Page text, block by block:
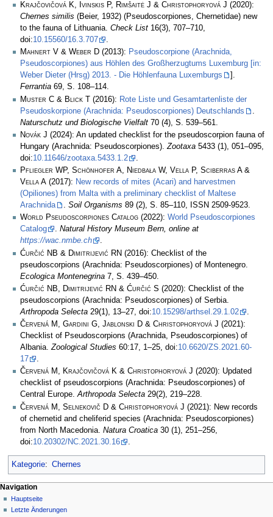
Krajčovičová K, Ivinskis P, Rimšaitė J & Christophoryová J (2020):
Chernes similis (Beier, 1932) (Pseudoscorpiones, Chernetidae) new
to the fauna of Lithuania. Check List 16(3), 707–710,
doi:10.15560/16.3.707
.
Mahnert V & Weber D (2013): Pseudoscorpione (Arachnida,
Pseudoscorpiones) aus Höhlen des Großherzugtums Luxemburg [in:
Weber Dieter (Hrsg) 2013. - Die Höhlenfauna Luxemburgs
].
Ferrantia 69, S. 108–114.
Muster C & Blick T (2016): Rote Liste und Gesamtartenliste der
Pseudoskorpione (Arachnida: Pseudoscorpiones) Deutschlands
Naturschutz und Biologische Vielfalt 70 (4), S. 539–561.
Novák J (2024): An updated checklist for the pseudoscorpion fauna of
Hungary (Arachnida: Pseudoscorpiones). Zootaxa 5433 (1), 051–095,
doi:10.11646/zootaxa.5433.1.2
Pfliegler WP, Schönhofer A, Niedbała W, Vella P, Sciberras A &
Vella A (2017): New records of mites (Acari) and harvestmen
(Opiliones) from Malta with a preliminary checklist of Maltese
Arachnida
. Soil Organisms 89 (2), S. 85–110, ISSN 2509-9523.
World Pseudoscorpiones Catalog (2022): World Pseudoscorpiones
Catalog
. Natural History Museum Bern, online at
https://wac.nmbe.ch
.
Ćurčić NB & Dimitrijević RN (2016): Checklist of the
pseudoscorpions (Arachnida: Pseudoscorpiones) of Montenegro.
Ecologica Montenegrina 7, S. 439–450.
Ćurčić NB, Dimitrijević RN & Ćurčić S (2020): Checklist of the
pseudoscorpions (Arachnida: Pseudoscorpiones) of Serbia.
Arthropoda Selecta 29(1), 13–27, doi:10.15298/arthsel.29.1.02
.
Červená M, Gardini G, Jablonski D & Christophoryová J (2021):
Checklist of Pseudoscorpions (Arachnida, Pseudoscorpiones) of
Albania.Zoological Studies 60:17, 1–25, doi:10.6620/ZS.2021.60-
17
.
Červená M, Krajčovičová K & Christophoryová J (2020): Updated
checklist of pseudoscorpions (Arachnida: Pseudoscorpiones) of
Central Europe.Arthropoda Selecta 29(2), 219–228.
Červená M, Selnekovič D & Christophoryová J (2021): New records
of chernetid and cheliferid species (Arachnida: Pseudoscorpiones)
from North Macedonia. Natura Croatica 30 (1), 251–256,
doi:10.20302/NC.2021.30.16
Kategorie: Chernes
Navigation
Hauptseite
Letzte Änderungen